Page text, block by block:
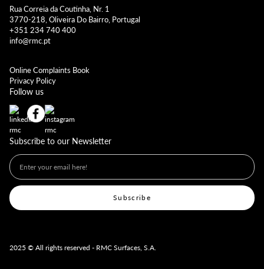
Rua Correia da Coutinha, Nr. 1
3770-218, Oliveira Do Bairro, Portugal
+351 234 740 400
info@rmc.pt
Online Complaints Book
Privacy Policy
Follow us
Subscribe to our Newsletter
2025 © All rights reserved - RMC Surfaces, S.A.